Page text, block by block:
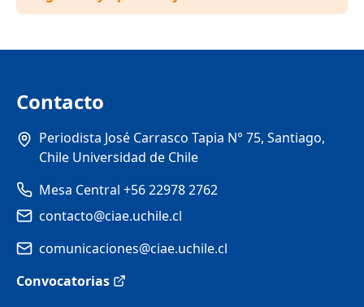
Contacto
Periodista José Carrasco Tapia N° 75, Santiago,
Chile Universidad de Chile
Mesa Central +56 22978 2762
contacto@ciae.uchile.cl
comunicaciones@ciae.uchile.cl
Convocatorias